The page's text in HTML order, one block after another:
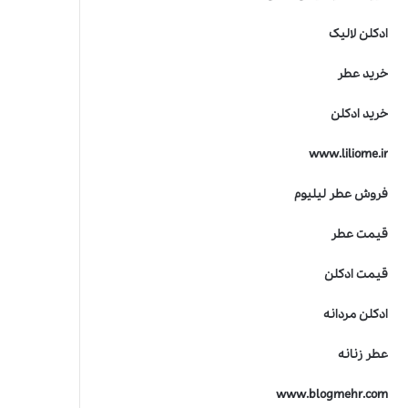
ادکلن لالیک
خرید عطر
خرید ادکلن
www.liliome.ir
فروش عطر لیلیوم
قیمت عطر
قیمت ادکلن
ادکلن مردانه
عطر زنانه
www.blogmehr.com